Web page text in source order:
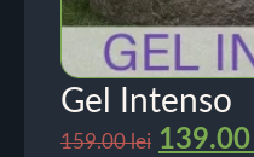
Gel Intenso
159.00lei 139.00